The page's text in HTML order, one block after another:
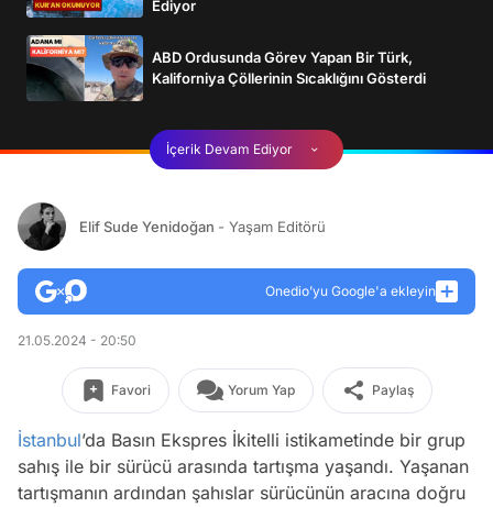
Ediyor
ABD Ordusunda Görev Yapan Bir Türk,
Kaliforniya Çöllerinin Sıcaklığını Gösterdi
İçerik Devam Ediyor
Elif Sude Yenidoğan - Yaşam Editörü
Onedio’yu Google'a ekleyin
21.05.2024 - 20:50
Favori Yorum Yap Paylaş
İstanbul’da Basın Ekspres İkitelli istikametinde bir grup
sahış ile bir sürücü arasında tartışma yaşandı. Yaşanan
tartışmanın ardından şahıslar sürücünün aracına doğru